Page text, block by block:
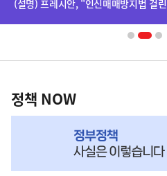
사
배
영
책
NOW,
정책 NOW